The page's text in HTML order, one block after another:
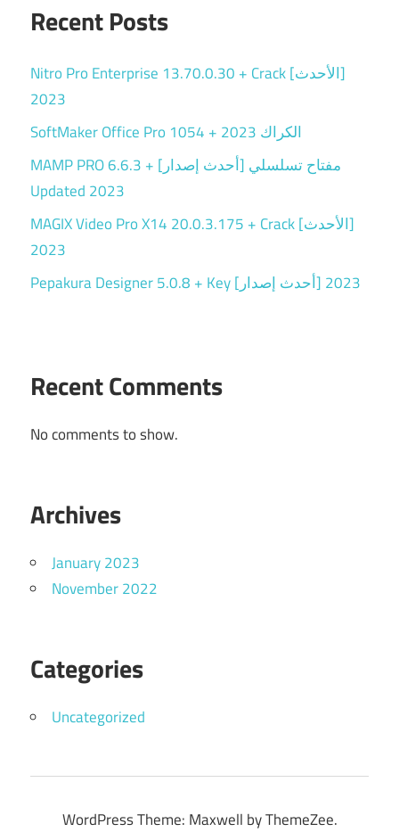
Recent Posts
Nitro Pro Enterprise 13.70.0.30 + Crack [الأحدث]
2023
SoftMaker Office Pro 1054 + الكراك 2023
MAMP PRO 6.6.3 + مفتاح تسلسلي [أحدث إصدار]
Updated 2023
MAGIX Video Pro X14 20.0.3.175 + Crack [الأحدث]
2023
Pepakura Designer 5.0.8 + Key [أحدث إصدار] 2023
Recent Comments
No comments to show.
Archives
January 2023
November 2022
Categories
Uncategorized
WordPress Theme: Maxwell by ThemeZee.